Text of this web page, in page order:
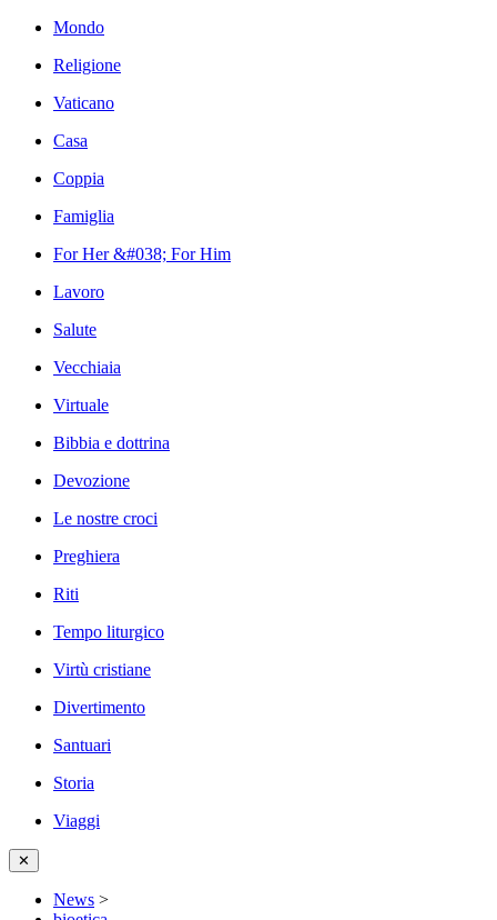
Mondo
Religione
Vaticano
Casa
Coppia
Famiglia
For Her &#038; For Him
Lavoro
Salute
Vecchiaia
Virtuale
Bibbia e dottrina
Devozione
Le nostre croci
Preghiera
Riti
Tempo liturgico
Virtù cristiane
Divertimento
Santuari
Storia
Viaggi
✕
News >